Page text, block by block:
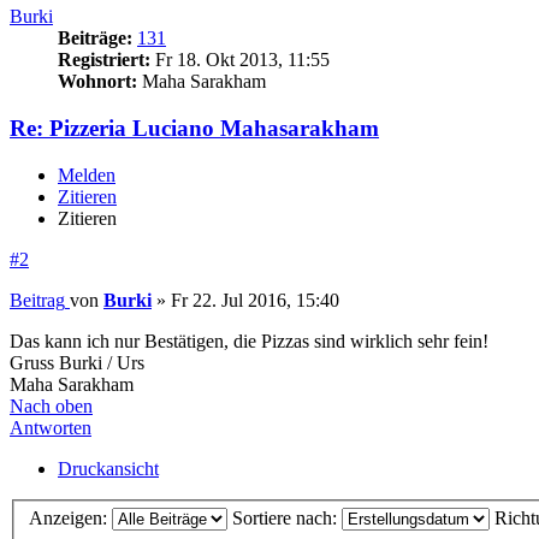
Burki
Beiträge: 131
Registriert: Fr 18. Okt 2013, 11:55
Wohnort: Maha Sarakham
Re: Pizzeria Luciano Mahasarakham
Melden
Zitieren
Zitieren
#2
Beitrag von Burki » Fr 22. Jul 2016, 15:40
Das kann ich nur Bestätigen, die Pizzas sind wirklich sehr fein!
Gruss Burki / Urs
Maha Sarakham
Nach oben
Antworten
Druckansicht
Anzeigen: Sortiere nach: